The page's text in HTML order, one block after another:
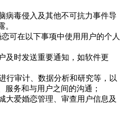
病毒侵入及其他不可抗力事件导
。
恋可在以下事项中使用用户的个人
及时发送重要通知，如软件更
行审计、数据分析和研究等，以
服务和与用户之间的沟通；
大爱婚恋管理、审查用户信息及